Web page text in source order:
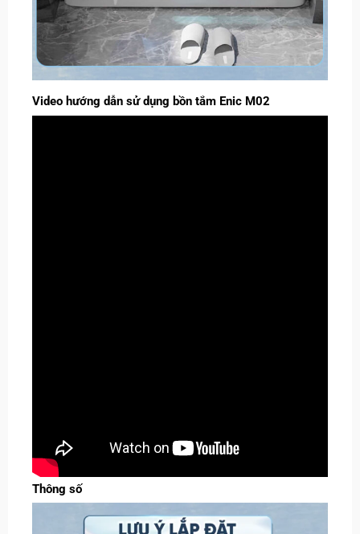
Video hướng dẫn sử dụng bồn tắm Enic M02
Thông số